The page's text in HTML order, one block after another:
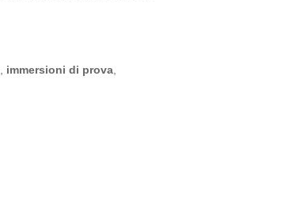
immersioni di prova